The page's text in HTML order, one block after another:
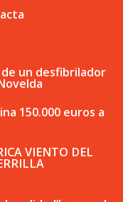
un desfibrilador
150.000 euros a
VIENTO DEL